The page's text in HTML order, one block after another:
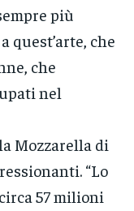
più
quest’arte, che
che
nel
Mozzarella di
“Lo
57 milioni